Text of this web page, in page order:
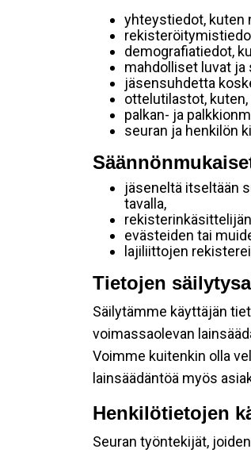
yhteystiedot, kuten
demografiatiedot,
mahdolliset luvat
jäsensuhdetta
ottelutilastot,
palkan- ja
seuran ja henkilön
jäseneltä itseltään
tavalla,
evästeiden tai
lajiliittojen
Tietojen
Säilytämme käyttäjän
voimassaolevan
Voimme kuitenkin olla
lainsäädäntöä myös
Henkilötietojen
Seuran työntekijät,